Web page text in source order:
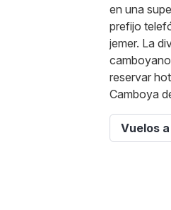
en una
prefijo
jemer. La
reservar
Camboya
Vuelos